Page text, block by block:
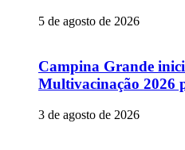
5 de agosto de 2026
Campina Grande
Multivacinação 2026
3 de agosto de 2026